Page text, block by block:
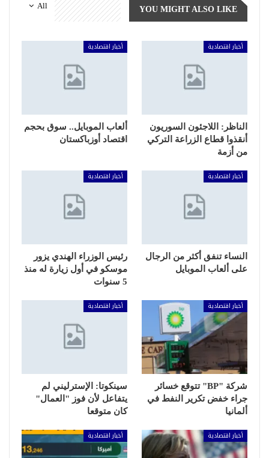
All YOU MIGHT ALSO LIKE
أخبار اقتصادية
الناظر: اللاجئون السوريون
أنقذوا قطاع الزراعة التركي
من أزمة
أخبار اقتصادية
ألعاب الموبايل.. سوق بحجم
اقتصاد أوزباكستان
أخبار اقتصادية
النساء تنفق أكثر من الرجال
على ألعاب الموبايل
أخبار اقتصادية
رئيس الوزراء الهندي يزور
موسكو في أول زيارة له منذ
5 سنوات
أخبار اقتصادية
شركة "BP" تتوقع خسائر
جراء خفض تكرير النفط في
ألمانيا
أخبار اقتصادية
سينكوتا: الإسترليني لم
يتفاعل لأن فوز "العمال"
كان متوقعا
أخبار اقتصادية أخبار اقتصادية